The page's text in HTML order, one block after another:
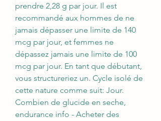
prendre 2,28 g par jour. Il est
recommandé aux hommes de ne
jamais dépasser une limite de 140
mcg par jour, et femmes ne
dépassez jamais une limite de 100
mcg par jour. En tant que débutant,
vous structureriez un. Cycle isolé de
cette nature comme suit: Jour.
Combien de glucide en seche,
endurance info - Acheter des